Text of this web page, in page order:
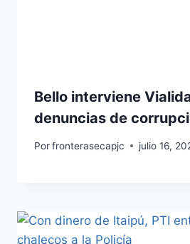
Bello interviene
denuncias de
Porfronterasecapjc julio 16,